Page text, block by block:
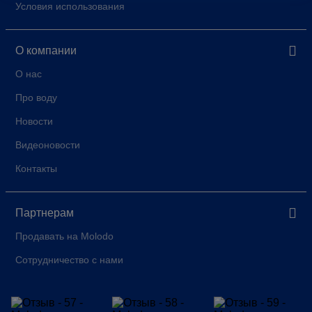
Условия использования
О компании
О нас
Про воду
Новости
Видеоновости
Контакты
Партнерам
Продавать на Molodo
Сотрудничество с нами